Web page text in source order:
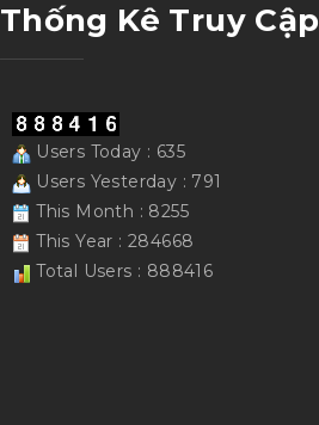
Thống Kê Truy Cập
Users Today : 635
Users Yesterday : 791
This Month : 8255
This Year : 284668
Total Users : 888416